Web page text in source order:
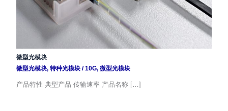
微型光模块
微型光模块, 特种光模块/10G, 微型光模块
产品特性 典型产品 传输速率 产品名称 […]